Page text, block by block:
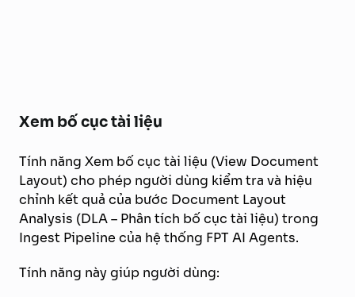
Xem bố cục tài liệu
Tính năng Xem bố cục tài liệu (View Document
Layout) cho phép người dùng kiểm tra và hiệu
chỉnh kết quả của bước Document Layout
Analysis (DLA – Phân tích bố cục tài liệu) trong
Ingest Pipeline của hệ thống FPT AI Agents.
Tính năng này giúp người dùng: